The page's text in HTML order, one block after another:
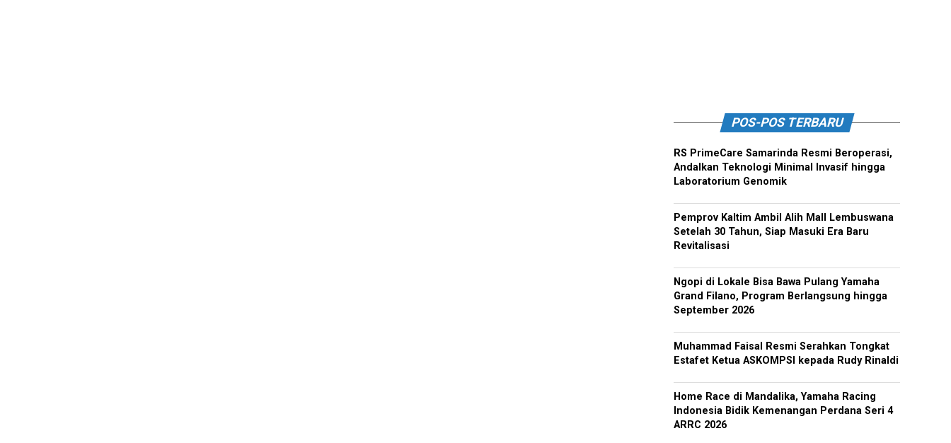
POS-POS TERBARU
RS PrimeCare Samarinda Resmi Beroperasi,
Andalkan Teknologi Minimal Invasif hingga
Laboratorium Genomik
Pemprov Kaltim Ambil Alih Mall Lembuswana
Setelah 30 Tahun, Siap Masuki Era Baru
Revitalisasi
Ngopi di Lokale Bisa Bawa Pulang Yamaha
Grand Filano, Program Berlangsung hingga
September 2026
Muhammad Faisal Resmi Serahkan Tongkat
Estafet Ketua ASKOMPSI kepada Rudy Rinaldi
Home Race di Mandalika, Yamaha Racing
Indonesia Bidik Kemenangan Perdana Seri 4
ARRC 2026